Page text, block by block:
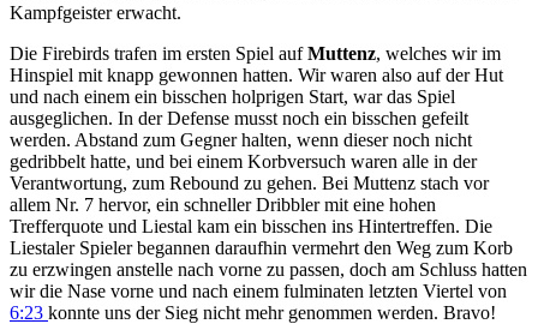
Kampfgeister erwacht.
Die Firebirds trafen im ersten Spiel aufMuttenz, welches wir im
Hinspiel mit knapp gewonnen hatten. Wir waren also auf der Hut
und nach einem ein bisschen holprigen Start, war das Spiel
ausgeglichen. In der Defense musst noch ein bisschen gefeilt
werden. Abstand zum Gegner halten, wenn dieser noch nicht
gedribbelt hatte, und bei einem Korbversuch waren alle in der
Verantwortung, zum Rebound zu gehen. Bei Muttenz stach vor
allem Nr. 7 hervor, ein schneller Dribbler mit eine hohen
Trefferquote und Liestal kam ein bisschen ins Hintertreffen. Die
Liestaler Spieler begannen daraufhin vermehrt den Weg zum Korb
zu erzwingen anstelle nach vorne zu passen, doch am Schluss hatten
wir die Nase vorne und nach einem fulminaten letzten Viertel von
6:23 konnte uns der Sieg nicht mehr genommen werden. Bravo!